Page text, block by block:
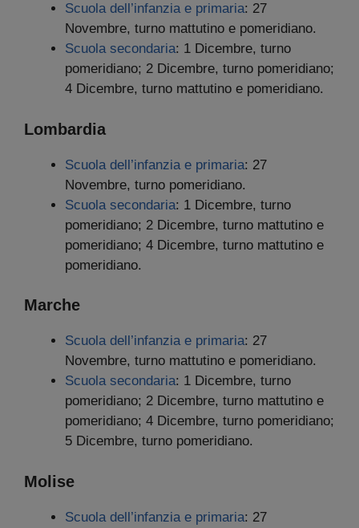
Scuola dell’infanzia e primaria: 27
Novembre, turno mattutino e pomeridiano.
Scuola secondaria: 1 Dicembre, turno
pomeridiano; 2 Dicembre, turno pomeridiano;
4 Dicembre, turno mattutino e pomeridiano.
Lombardia
Scuola dell’infanzia e primaria: 27
Novembre, turno pomeridiano.
Scuola secondaria: 1 Dicembre, turno
pomeridiano; 2 Dicembre, turno mattutino e
pomeridiano; 4 Dicembre, turno mattutino e
pomeridiano.
Marche
Scuola dell’infanzia e primaria: 27
Novembre, turno mattutino e pomeridiano.
Scuola secondaria: 1 Dicembre, turno
pomeridiano; 2 Dicembre, turno mattutino e
pomeridiano; 4 Dicembre, turno pomeridiano;
5 Dicembre, turno pomeridiano.
Molise
Scuola dell’infanzia e primaria: 27